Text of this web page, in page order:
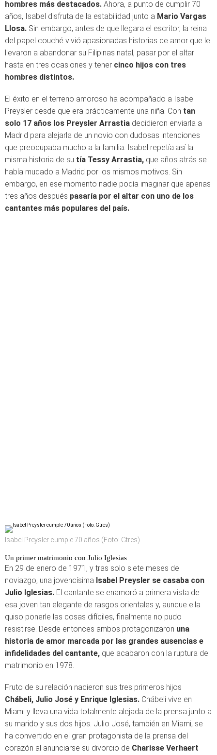
hombres más destacados. Ahora, a punto de cumplir 70
años, Isabel disfruta de la estabilidad junto a Mario Vargas
Llosa. Sin embargo, antes de que llegara el escritor, la reina
del papel couché vivió apasionadas historias de amor que le
llevaron a abandonar su Filipinas natal, pasar por el altar
hasta en tres ocasiones y tener cinco hijos con tres
hombres distintos.
El éxito en el terreno amoroso ha acompañado a Isabel
Preysler desde que era prácticamente una niña. Con tan
solo 17 años los Preysler Arrastia decidieron enviarla a
Madrid para alejarla de un novio con dudosas intenciones
que preocupaba mucho a la familia. Isabel repetía así la
misma historia de su tía Tessy Arrastia, que años atrás se
había mudado a Madrid por los mismos motivos. Sin
embargo, en ese momento nadie podía imaginar que apenas
tres años después pasaría por el altar con uno de los
cantantes más populares del país.
Isabel Preysler cumple 70 años (Foto: Gtres)
Un primer matrimonio con Julio Iglesias
En 29 de enero de 1971, y tras solo siete meses de
noviazgo, una jovencísima Isabel Preysler se casaba con
Julio Iglesias. El cantante se enamoró a primera vista de
esa joven tan elegante de rasgos orientales y, aunque ella
quiso ponerle las cosas difíciles, finalmente no pudo
resistirse. Desde entonces ambos protagonizaron una
historia de amor marcada por las grandes ausencias e
infidelidades del cantante, que acabaron con la ruptura del
matrimonio en 1978.
Fruto de su relación nacieron sus tres primeros hijos
Chábeli, Julio José y Enrique Iglesias. Chábeli vive en
Miami y lleva una vida totalmente alejada de la prensa junto a
su marido y sus dos hijos. Julio José, también en Miami, se
ha convertido en el gran protagonista de la prensa del
corazón al anunciarse su divorcio de Charisse Verhaert